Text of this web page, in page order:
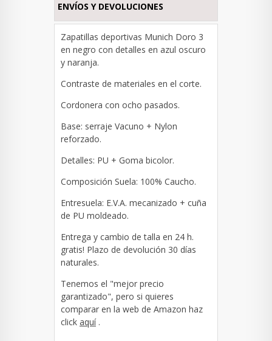
ENVÍOS Y DEVOLUCIONES
Zapatillas deportivas Munich Doro 3
en negro con detalles en azul oscuro
y naranja.
Contraste de materiales en el corte.
Cordonera con ocho pasados.
Base: serraje Vacuno + Nylon
reforzado.
Detalles: PU + Goma bicolor.
Composición Suela: 100% Caucho.
Entresuela: E.V.A. mecanizado + cuña
de PU moldeado.
Entrega y cambio de talla en 24 h.
gratis! Plazo de devolución 30 días
naturales.
Tenemos el "mejor precio
garantizado", pero si quieres
comparar en la web de Amazon haz
click aquí .